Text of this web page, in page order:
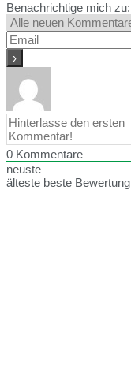
Benachrichtige mich zu:
0 Kommentare
neuste
älteste beste Bewertung